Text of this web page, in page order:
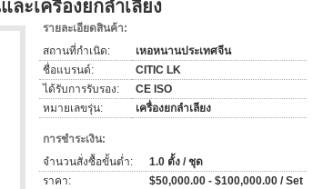
ละเครื่องยกลำเลียง
รายละเอียดสินค้า:
สถานที่กำเนิด:
เหอหนานประเทศจีน
ชื่อแบรนด์:
CITIC LK
ได้รับการรับรอง:
CE ISO
หมายเลขรุ่น:
เครื่องยกลำเลียง
การชำระเงิน:
จำนวนสั่งซื้อขั้นต่ำ:
1.0 ตั้ง / ชุด
ราคา:
$50,000.00 - $100,000.00 / Set